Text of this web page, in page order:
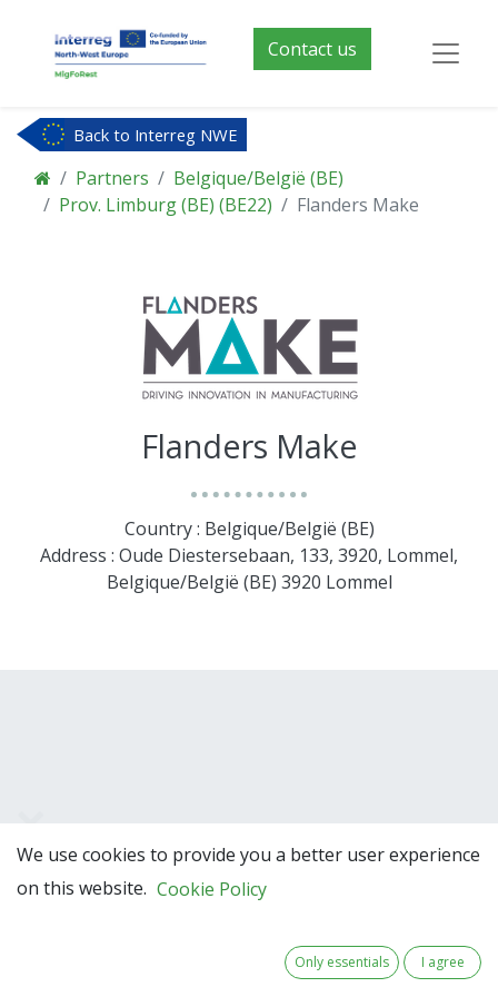
Contact us
Back to Interreg NWE
Partners
Belgique/België (BE)
Prov. Limburg (BE) (BE22)
Flanders Make
Flanders Make
Country : Belgique/België (BE)
Address : Oude Diestersebaan, 133, 3920, Lommel,
Belgique/België (BE) 3920 Lommel
Team Members
We use cookies to provide you a better user experience
on this website. Cookie Policy
Only essentials I agree